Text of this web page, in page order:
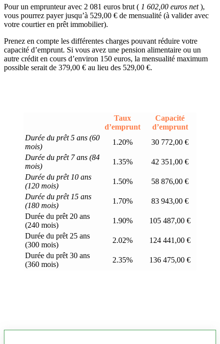
Pour un emprunteur avec 2 081 euros brut ( 1 602,00 euros net),
vous pourrez payer jusqu’à 529,00 € de mensualité (à valider avec
votre courtier en prêt immobilier).
Prenez en compte les différentes charges pouvant réduire votre
capacité d’emprunt. Si vous avez une pension alimentaire ou un
autre crédit en cours d’environ 150 euros, la mensualité maximum
possible serait de 379,00 € au lieu des 529,00 €.
Taux
d’emprunt
Capacité
d’emprunt
Durée du prêt 5 ans (60
mois)
1.20%
30 772,00 €
Durée du prêt 7 ans (84
mois)
1.35%
42 351,00 €
Durée du prêt 10 ans
(120 mois)
1.50%
58 876,00 €
Durée du prêt 15 ans
(180 mois)
1.70%
83 943,00 €
Durée du prêt 20 ans
(240 mois)
1.90%
105 487,00 €
Durée du prêt 25 ans
(300 mois)
2.02%
124 441,00 €
Durée du prêt 30 ans
(360 mois)
2.35% 136 475,00 €